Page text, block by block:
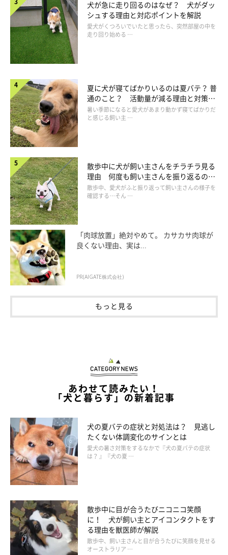
実は、出勤前の散歩に行く前も、福ちゃんは家の中でヘソ天をしていたそう
（笑）
@fuku_shiba29
「平日の朝の散歩後はお留守番」だとわかっている様子の福ちゃ
ん。飼い主さんはそんな福ちゃんのために、どんなに忙しくても
朝の福ちゃんとの散歩の時間や、散歩後にまったりする時間を大
切にしているのだそう。
ただ、仕事を休むことはできないので、心を鬼にすることもある
ようです。
飼い主さん：
「福ちゃんは庭で拒否柴をすると、
り返します。出勤時間があるので、最終的には
入っていただきます（笑）」
【獣医師解説】朝の散歩から帰ってきて庭
で“拒否柴”をする犬の心理
犬が急に走り回るのはなぜ？ 犬がダッ
シュする理由と対応ポイントを解説
愛犬がくつろいでいたと思ったら、突然部屋の中を
走り回り始める …
夏に犬が寝てばかりいるのは夏バテ？ 普
通のこと？ 活動量が減る理由と対策と
は
暑い季節になると愛犬があまり動かず寝てばかりだ
と感じる飼い主 …
散歩中に犬が飼い主さんをチラチラ見る
理由 何度も飼い主さんを振り返るのは
なぜ？
散歩中、愛犬がふと振り返って飼い主さんの様子を
確認する…そん …
「肉球放置」絶対やめて。 カサカサ肉球が
良くない理由、実は...
PR(AIGATE株式会社)
もっと見る
あわせて読みたい！
「犬と暮らす」の新着記事
犬の夏バテの症状と対処法は？ 見逃し
たくない体調変化のサインとは
愛犬の暑さ対策をするなかで『犬の夏バテの症状
は？ 』『犬の夏 …
散歩中に目が合うたびニコニコ笑顔
に！ 犬が飼い主とアイコンタクトをす
る理由を獣医師が解説
散歩中、飼い主さんと目が合うたびに笑顔を見せる
オーストラリア …